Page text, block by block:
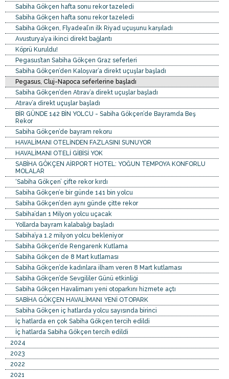
Sabiha Gökçen hafta sonu rekor tazeledi
Sabiha Gökçen hafta sonu rekor tazeledi
Sabiha Gökçen, Flyadeal’ın ilk Riyad uçuşunu karşıladı
Avusturya’ya ikinci direkt bağlantı
Köprü Kuruldu!
Pegasus’tan Sabiha Gökçen Graz seferleri
Sabiha Gökçen’den Kaloşvar’a direkt uçuşlar başladı
Pegasus, Cluj-Napoca seferlerine başladı
Sabiha Gökçen’den Atırav’a direkt uçuşlar başladı
Atırav’a direkt uçuşlar başladı
BİR GÜNDE 142 BİN YOLCU - Sabiha Gökçen’de Bayramda Beş
Rekor
Sabiha Gökçen’de bayram rekoru
HAVALİMANI OTELİNDEN FAZLASINI SUNUYOR
HAVALİMANI OTELİ GİBİSİ YOK
SABİHA GÖKÇEN AİRPORT HOTEL: YOĞUN TEMPOYA KONFORLU
MOLALAR
‘Sabiha Gökçen’ çifte rekor kırdı
Sabiha Gökçen’e bir günde 141 bin yolcu
Sabiha Gökçen’den aynı günde çitte rekor
Sabiha’dan 1 Milyon yolcu uçacak
Yollarda bayram kalabalığı başladı
Sabiha’ya 1.2 milyon yolcu bekleniyor
Sabiha Gökçen’de Rengarenk Kutlama
Sabiha Gökçen de 8 Mart kutlaması
Sabiha Gökçen’de kadınlara ilham veren 8 Mart kutlaması
Sabiha Gökçen’de Sevgililer Günü etkinliği
Sabiha Gökçen Havalimanı yeni otoparkını hizmete açtı
SABİHA GÖKÇEN HAVALİMANI YENİ OTOPARK
Sabiha Gökçen iç hatlarda yolcu sayısında birinci
İç hatlarda en çok Sabiha Gökçen tercih edildi
İç hatlarda Sabiha Gökçen tercih edildi
2024
2023
2022
2021